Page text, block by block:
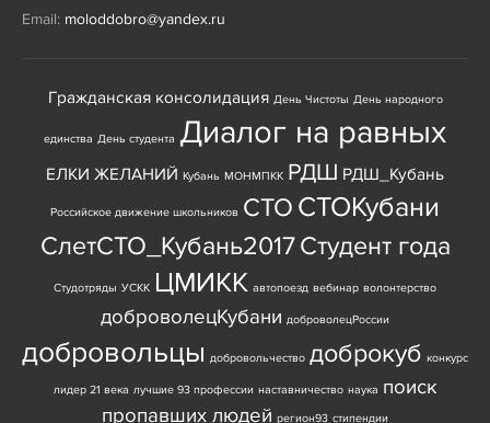
Email: moloddobro@yandex.ru
Гражданская консолидация День Чистоты День народного
единства День студента Диалог на равных
ЕЛКИ ЖЕЛАНИЙ Кубань МОНМПКК РДШ РДШ_Кубань
Российское движение школьников СТО СТОКубани
СлетСТО_Кубань2017Студент года
Студотряды УСКК ЦМИКК автопоезд вебинар волонтерство
доброволецКубани доброволецРоссии
добровольцы добровольчество доброкуб конкурс
лидер 21 века лучшие 93 профессии наставничество наука поиск
пропавших людей регион93 стипендии